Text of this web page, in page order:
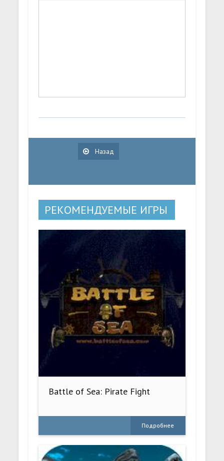
Назад
РЕКОМЕНДУЕМЫЕ ИГРЫ
Battle of Sea: Pirate Fight
Подробнее